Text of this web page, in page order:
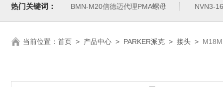
热门关键词： BMN-M20信德迈代理PMA螺母 NVN3-
当前位置： 首页 > 产品中心 > PARKER派克 > 接头 >